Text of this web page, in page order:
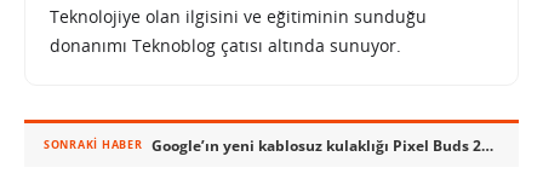
Teknolojiye olan ilgisini ve eğitiminin sunduğu
donanımı Teknoblog çatısı altında sunuyor.
SONRAKI HABER Google’ın yeni kablosuz kulaklığı Pixel Buds 2a mor rengiyle görüldü